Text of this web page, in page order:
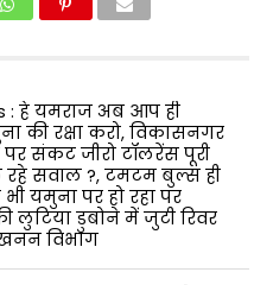
: हे यमराज अब आप ही
की रक्षा करो, विकासनगर
संकट जीरो टॉलरेंस पूरी
सवाल ?, टमटम बुल्स ही
यमुना पर हो रहा पर
लुटिया डुबोने में जुटी रिवर
विभाग